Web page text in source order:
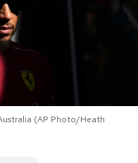
(AP Photo/Heath